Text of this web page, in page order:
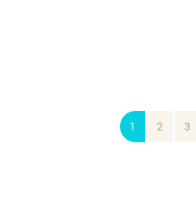
1 2 3